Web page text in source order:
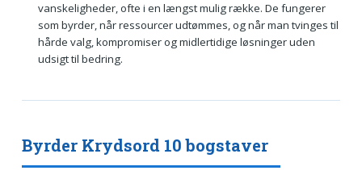
vanskeligheder, ofte i en længst mulig række. De fungerer
som byrder, når ressourcer udtømmes, og når man tvinges til
hårde valg, kompromiser og midlertidige løsninger uden
udsigt til bedring.
Byrder Krydsord 10 bogstaver